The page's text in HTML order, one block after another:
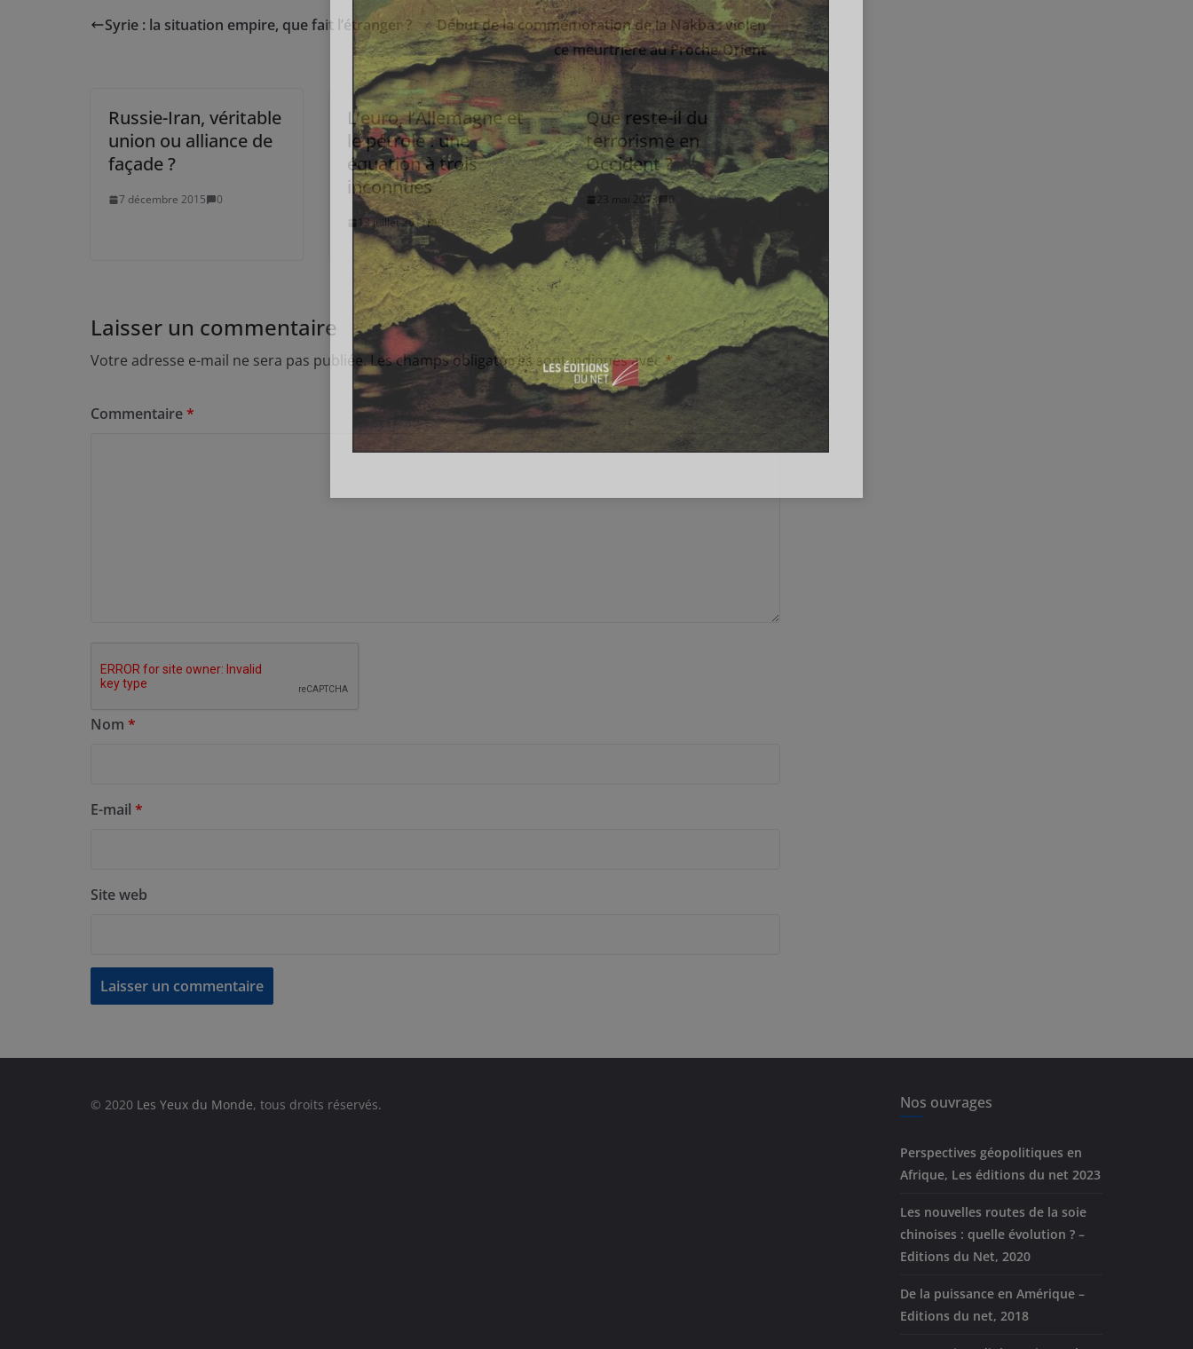
Syrie : la situation empire, que fait l’étranger ?
Début de la commémoration de la Nakba : violen
ce meurtrière au Proche-Orient
Russie-Iran, véritable
union ou alliance de
façade ?
7 décembre 2015 0
L’euro, l’Allemagne et
le pétrole : une
équation à trois
inconnues
13 juillet 2011 0
Que reste-il du
terrorisme en
Occident ?
23 mai 2013 0
Laisser un commentaire
Votre adresse e-mail ne sera pas publiée.Les champs obligatoires sont indiqués avec*
Commentaire*
Nom *
E-mail *
Site web
© 2020 Les Yeux du Monde, tous droits réservés. Nos ouvrages
Perspectives géopolitiques en
Afrique, Les éditions du net 2023
Les nouvelles routes de la soie
chinoises : quelle évolution ? –
Editions du Net, 2020
De la puissance en Amérique –
Editions du net, 2018